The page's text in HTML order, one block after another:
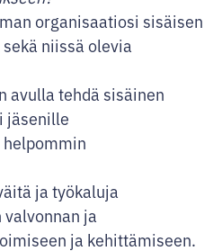
organisaatiosi sisäisen
niissä olevia
avulla tehdä sisäinen
jäsenille
ja työkaluja
ja
ja kehittämiseen.